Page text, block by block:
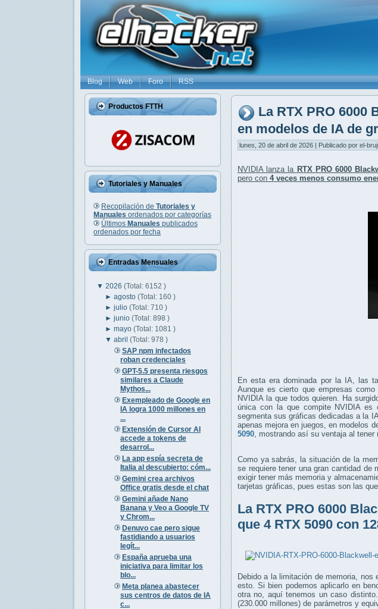
Blog Web Foro RSS
Productos FTTH
Tutoriales y Manuales
Recopilación de Tutoriales y
Manuales ordenados por categorías
Últimos Manuales publicados
ordenados por fecha
Entradas Mensuales
▼ 2026 (Total: 6152 )
►agosto(Total: 160 )
►julio(Total: 710 )
►junio(Total: 898 )
►mayo(Total: 1081 )
▼abril(Total: 978 )
SAP npm infectados
roban credenciales
GPT-5.5 presenta riesgos
similares a Claude
Mythos...
Exempleado de Google en
IA logra 1000 millones en
...
Extensión de Cursor AI
accede a tokens de
desarrol...
La app espía secreta de
Italia al descubierto: cóm...
Gemini crea archivos
Office gratis desde el chat
Gemini añade Nano
Banana y Veo a Google TV
y Chrom...
Denuvo cae pero sigue
fastidiando a usuarios
legít...
España aprueba una
iniciativa para limitar los
blo...
Meta planea abastecer
sus centros de datos de IA
c...
La RTX PRO 6000
en modelos de IA de
lunes, 20 de abril de 2026 | Publicado por el-
NVIDIA lanza la RTX PRO 6000
pero con 4 veces menos consumo
En esta era dominada por la IA, las
Aunque es cierto que empresas
NVIDIA la que todos quieren. Ha
única con la que compite NVIDIA es
segmenta sus gráficas dedicadas a la
apenas mejora en juegos, en modelos
5090 , mostrando así su ventaja al tener
Como ya sabrás, la situación de la
se requiere tener una gran cantidad de
exigir tener más memoria y
tarjetas gráficas, pues estas son las
La RTX PRO 6000
que 4 RTX 5090 con
Debido a la limitación de memoria,
esto. Si bien podemos aplicarlo en
otra no, aquí tenemos un caso
(230.000 millones) de parámetros y